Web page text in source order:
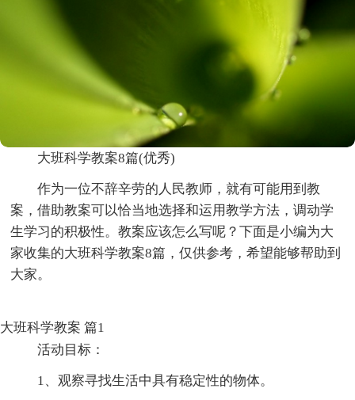
大班科学教案8篇(优秀)
作为一位不辞辛劳的人民教师，就有可能用到教
案，借助教案可以恰当地选择和运用教学方法，调动学
生学习的积极性。教案应该怎么写呢？下面是小编为大
家收集的大班科学教案8篇，仅供参考，希望能够帮助到
大家。
大班科学教案 篇1
活动目标：
1、观察寻找生活中具有稳定性的物体。